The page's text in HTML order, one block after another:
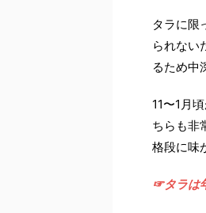
タラに限
られない
るため中
11〜1月
ちらも非
格段に味
☞タラは